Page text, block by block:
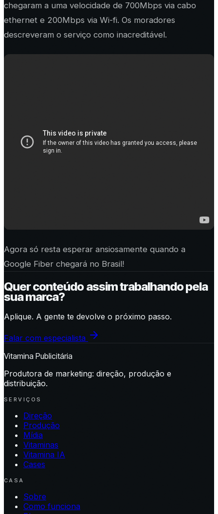
chegaram a uma velocidade de 700Mbps via cabo
ethernet e 200Mbps via Wi-fi. Os moradores
descreveram o serviço como inacreditável.
Agora só resta esperar ansiosamente quando a
Google Fiber chegará no Brasil!
Quer conteúdo assim trabalhando pela
sua marca?
Aplique. A gente te devolve o próximo passo.
Falar com especialista
Vitamina Publicitária
Produtora de marketing: direção, produção e
distribuição.
SERVIÇOS
Direção
Produção
Mídia
Vitaminas
Vitamina IA
Cases
CASA
Sobre
Como funciona